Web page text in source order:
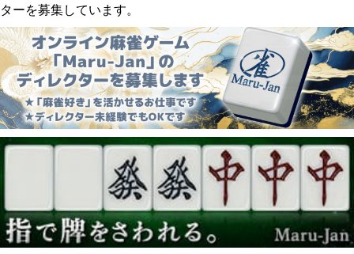
ターを募集しています。